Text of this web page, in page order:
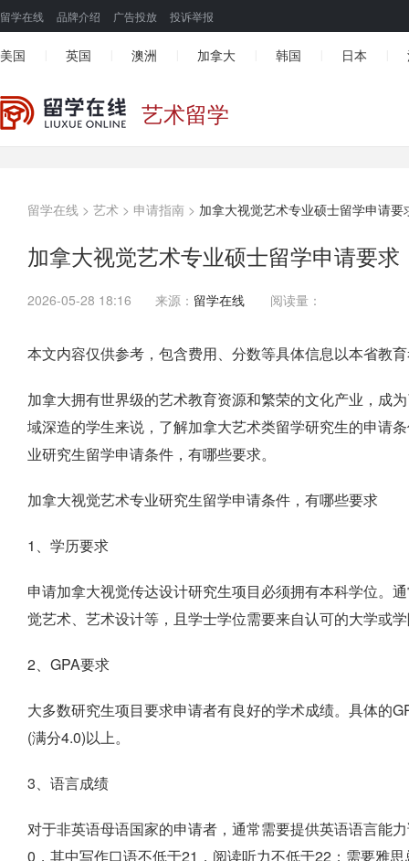
留学在线 品牌介绍 广告投放 投诉举报
美国 英国 澳洲 加拿大 韩国 日本
艺术留学
留学在线 > 艺术 > 申请指南 > 加拿大视觉艺术专业硕士留学申请要
加拿大视觉艺术专业硕士留学申请要求
2026-05-28 18:16 来源： 留学在线 阅读量：
本文内容仅供参考，包含费用、分数等具体信息以本省教
加拿大拥有世界级的艺术教育资源和繁荣的文化产业，成
域深造的学生来说，了解加拿大艺术类留学研究生的申请
业研究生留学申请条件，有哪些要求。
加拿大视觉艺术专业研究生留学申请条件，有哪些要求
1、学历要求
申请加拿大视觉传达设计研究生项目必须拥有本科学位。
觉艺术、艺术设计等，且学士学位需要来自认可的大学或
2、GPA要求
大多数研究生项目要求申请者有良好的学术成绩。具体的
(满分4.0)以上。
3、语言成绩
对于非英语母语国家的申请者，通常需要提供英语语言能
0，其中写作口语不低于21，阅读听力不低于22；需要雅